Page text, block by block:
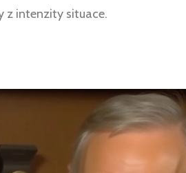
z intenzity situace.